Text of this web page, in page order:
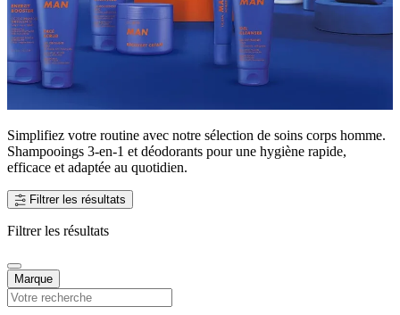
Simplifiez votre routine avec notre sélection de soins corps homme.
Shampooings 3-en-1 et déodorants pour une hygiène rapide,
efficace et adaptée au quotidien.
Filtrer les résultats
Filtrer les résultats
Marque